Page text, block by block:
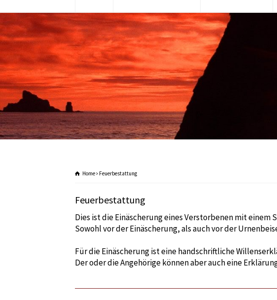
Home Feuerbestattung
Feuerbestattung
Dies ist die Einäscherung eines Verstorbenen mit einem
Sowohl vor der Einäscherung, als auch vor der
Für die Einäscherung ist eine handschriftliche
Der oder die Angehörige können aber auch eine